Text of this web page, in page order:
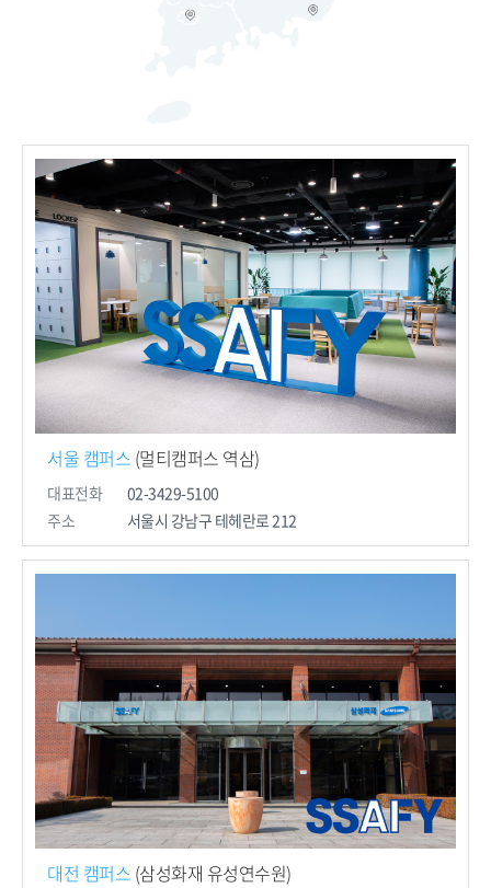
서울 캠퍼스 (멀티캠퍼스 역삼)
대표전화
02-3429-5100
주소
서울시 강남구 테헤란로 212
대전 캠퍼스 (삼성화재 유성연수원)